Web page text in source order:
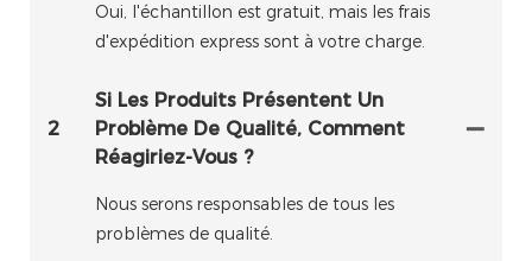
Oui, l'échantillon est gratuit, mais les frais
d'expédition express sont à votre charge.
2
Si Les Produits Présentent Un
Problème De Qualité, Comment
Réagiriez-Vous ?
Nous serons responsables de tous les
problèmes de qualité.